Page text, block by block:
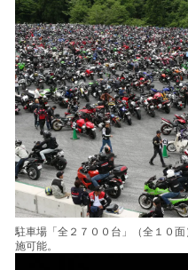
駐車場「全２７００台」（全１０
施可能。